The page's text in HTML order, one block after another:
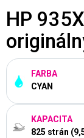
HP
FARBA
CYAN
KAPACITA
825 strán